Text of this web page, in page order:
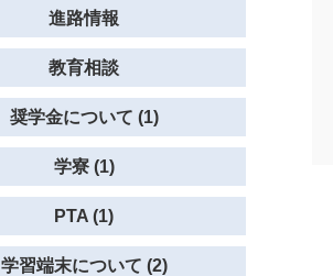
進路情報
教育相談
奨学金について (1)
学寮 (1)
PTA (1)
学習端末について (2)